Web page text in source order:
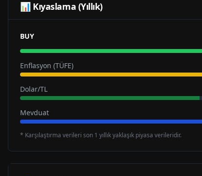
📊 Kıyaslama (Yıllık)
BUY
Enflasyon (TÜFE)
Dolar/TL
Mevduat
* Karşılaştırma verileri son 1 yıllık yaklaşık piyasa verileridir.